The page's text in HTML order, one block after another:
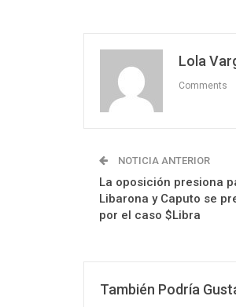
Lola
Comments
NOTICIA ANTERIOR
La oposición presiona
Libarona y Caputo se
por el caso $Libra
También Podría